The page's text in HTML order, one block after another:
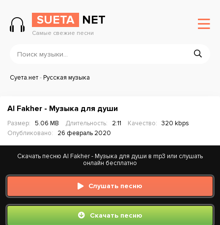
SUETA NET
Самые свежие песни
Суета.нет-Русская музыка
Al Fakher - Музыка для души
Размер: 5.06 MB Длительность: 2:11 Качество:
320 kbps
Опубликовано:
26 февраль 2020
Скачать песню Al Fakher - Музыка для души в mp3 или слушать
онлайн бесплатно
Слушать песню
Скачать песню